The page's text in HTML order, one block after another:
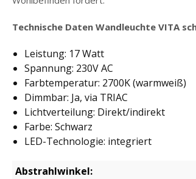
Technische Daten Wandleuchte VITA
Leistung: 17 Watt
Spannung: 230V AC
Farbtemperatur: 2700K (warmweiß)
Dimmbar: Ja, via TRIAC
Lichtverteilung: Direkt/indirekt
Farbe: Schwarz
LED-Technologie: integriert
Abstrahlwinkel: